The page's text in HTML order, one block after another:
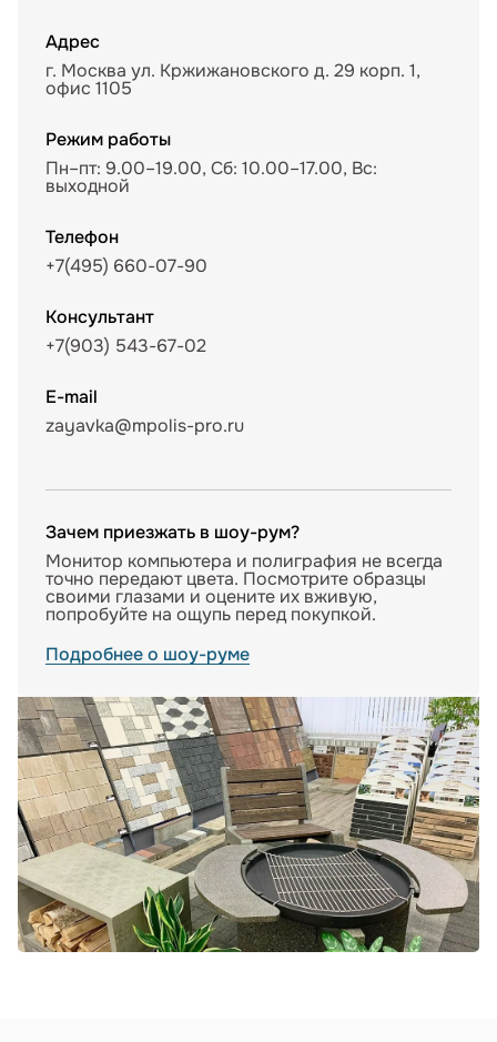
Адрес
г. Москва ул. Кржижановского д. 29 корп. 1,
офис 1105
Режим работы
Пн–пт: 9.00–19.00, Сб: 10.00–17.00, Вс:
выходной
Телефон
+7(495) 660-07-90
Консультант
+7(903) 543-67-02
E-mail
zayavka@mpolis-pro.ru
Зачем приезжать в шоу-рум?
Монитор компьютера и полиграфия не всегда
точно передают цвета. Посмотрите образцы
своими глазами и оцените их вживую,
попробуйте на ощупь перед покупкой.
Подробнее о шоу-руме